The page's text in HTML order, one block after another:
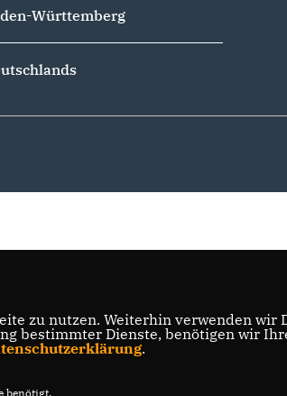
Württemberg
zu nutzen. Weiterhin verwenden
bestimmter Dienste, benötigen wir
.
benötigt.